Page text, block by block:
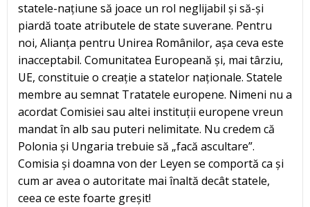
statele-națiune să joace un rol neglijabil și să-și
piardă toate atributele de state suverane. Pentru
noi, Alianța pentru Unirea Românilor, așa ceva este
inacceptabil. Comunitatea Europeană și, mai târziu,
UE, constituie o creație a statelor naționale. Statele
membre au semnat Tratatele europene. Nimeni nu a
acordat Comisiei sau altei instituții europene vreun
mandat în alb sau puteri nelimitate. Nu credem că
Polonia și Ungaria trebuie să „facă ascultare”.
Comisia și doamna von der Leyen se comportă ca și
cum ar avea o autoritate mai înaltă decât statele,
ceea ce este foarte greșit!